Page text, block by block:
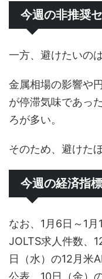
今週の非推奨
一方、避けたいの
金属相場の影響や
が停滞気味であっ
ろが多い。
そのため、避けた
今週の経済指標
なお、1月6日～1
JOLTS求人件数、
日（水）の12月米
公表、10日（金）